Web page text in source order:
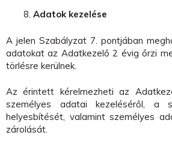
Adatok kezelése
A jelen Szabályzat 7. pontjában
adatokat az Adatkezelő 2 évig őrzi
törlésre kerülnek.
Az érintett kérelmezheti az
személyes adatai kezeléséről, a
helyesbítését, valamint személyes
zárolását.